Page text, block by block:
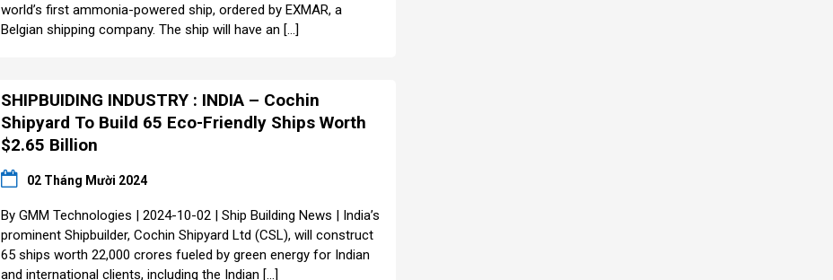
world’s first ammonia-powered ship, ordered by EXMAR, a
Belgian shipping company. The ship will have an […]
SHIPBUIDING INDUSTRY : INDIA – Cochin
Shipyard To Build 65 Eco-Friendly Ships Worth
$2.65 Billion
02 Tháng Mười 2024
By GMM Technologies | 2024-10-02 | Ship Building News | India’s
prominent Shipbuilder, Cochin Shipyard Ltd (CSL), will construct
65 ships worth 22,000 crores fueled by green energy for Indian
and international clients, including the Indian […]